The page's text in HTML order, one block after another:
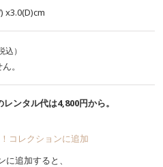
x3.0(D)cm
込）
。
ンタル代は4,800円から。
コレクションに追加
に追加すると、